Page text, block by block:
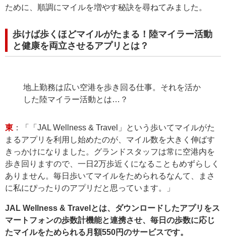
ために、順調にマイルを増やす秘訣を尋ねてみました。
歩けば歩くほどマイルがたまる！陸マイラー活動
と健康を両立させるアプリとは？
地上勤務は広い空港を歩き回る仕事。それを活か
した陸マイラー活動とは…？
東 ：「「JAL Wellness & Travel」という歩いてマイルがた
まるアプリを利用し始めたのが、マイル数を大きく伸ばす
きっかけになりました。グランドスタッフは常に空港内を
歩き回りますので、一日2万歩近くになることもめずらしく
ありません。毎日歩いてマイルをためられるなんて、まさ
に私にぴったりのアプリだと思っています。」
JAL Wellness & Travelとは、ダウンロードしたアプリをス
マートフォンの歩数計機能と連携させ、毎日の歩数に応じ
たマイルをためられる月額550円のサービスです。